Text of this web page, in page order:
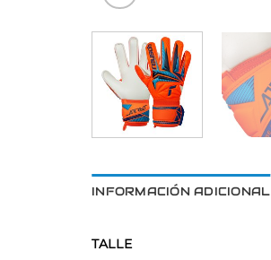
INFORMACIÓN ADICIONAL
TALLE